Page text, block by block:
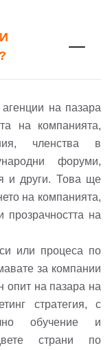
на пазара
на компанията,
членства в
форуми,
и други. Това ще
на компанията,
прозрачността на
или процеса по
за компании
опит на пазара на
стратегия, с
обучение и
страни по